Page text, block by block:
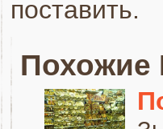
поставить.
Похожие